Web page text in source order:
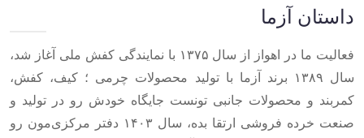
داستان آزما
فعالیت ما در اهواز از سال ۱۳۷۵ با نمایندگی کفش ملی آغاز شد،
سال ۱۳۸۹ برند آزما با تولید محصولات چرمی ؛ کیف، کفش،
کمربند و محصولات جانبی تونست جایگاه خودش رو در تولید و
صنعت خرده فروشی ارتقا بده، سال ۱۴۰۳ دفتر مرکزی‌مون رو